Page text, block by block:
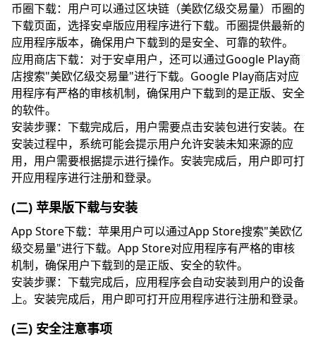
币圈下载：用户可以通过区块链（美欧亿级交易量）币圈的
下载页面，选择安卓版应用程序进行下载。币圈提供最新的
应用程序版本，确保用户下载到的是安全、可靠的软件。
应用商店下载：对于安卓用户，还可以通过Google Play商
店搜索"美欧亿级交易量"进行下载。Google Play商店对应
用程序有严格的审核机制，确保用户下载到的是正版、安全
的软件。
安装步骤：下载完成后，用户需要点击安装包进行安装。在
安装过程中，系统可能会提示用户允许安装未知来源的应
用，用户需要根据提示进行操作。安装完成后，用户即可打
开应用程序进行注册和登录。
(二) 苹果版下载与安装
App Store下载：苹果用户可以通过App Store搜索"美欧亿
级交易量"进行下载。App Store对应用程序有严格的审核
机制，确保用户下载到的是正版、安全的软件。
安装步骤：下载完成后，应用程序会自动安装到用户的设备
上。安装完成后，用户即可打开应用程序进行注册和登录。
(三) 安全注意事项